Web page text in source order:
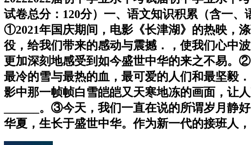
试卷总分：120分）一、语文知识积累（含一、
①2021年国庆期间，电影《长津湖》的热映，
役，给我们带来的感动与震撼．，使我们心中
更加深刻地感受到如今盛世中华的来之不易。
最冷的雪与最热的血，最可爱的人们和最坚毅
影中那一帧帧白雪皑皑又天寒地冻的画面，让
______。③今天，我们一直在说的所谓岁月静
华夏，生长于盛世中华。作为新一代的接班人